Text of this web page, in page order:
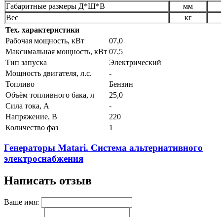
Габаритные размеры Д*Ш*В
мм
Вес
кг
Тех. характеристики
Рабочая мощность, кВт
07,0
Максимальная мощность, кВт 07,5
Тип запуска
Электрический
Мощность двигателя, л.с.
-
Топливо
Бензин
Объём топливного бака, л
25,0
Сила тока, А
-
Напряжение, В
220
Количество фаз
1
Генераторы Matari. Система альтернативного
электроснабжения
Написать отзыв
Ваше имя: